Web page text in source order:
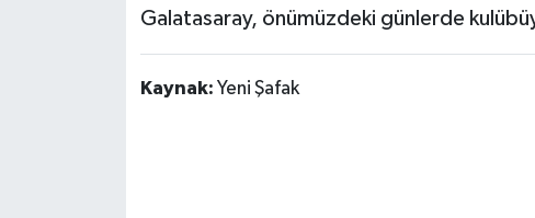
Galatasaray, önümüzdeki günlerde
Kaynak: Yeni Şafak